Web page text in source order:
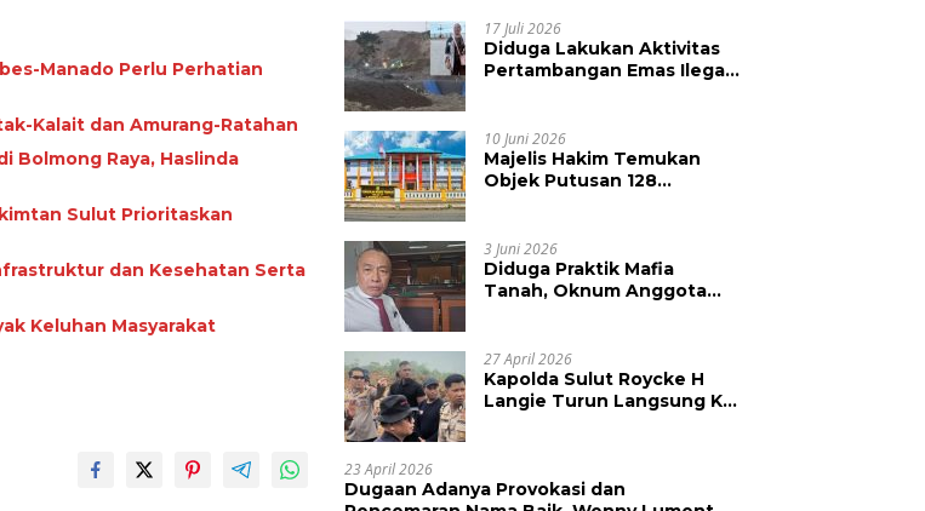
Manado Perlu Perhatian
Kalait dan Amurang-Ratahan
Raya, Haslinda
Sulut Prioritaskan
dan Kesehatan Serta
Keluhan Masyarakat
17 Juli 2026
Diduga Lakukan Aktivitas
Pertambangan Emas Ilegal
Tangkap Vinni Sondakh
10 Juni 2026
Majelis Hakim Temukan
Objek Putusan 128
Atas Putusan PN Tondano
3 Juni 2026
Diduga Praktik Mafia
Tanah, Oknum Anggota
27 April 2026
Kapolda Sulut Roycke H
Langie Turun Langsung Ke
23 April 2026
Dugaan Adanya Provokasi dan